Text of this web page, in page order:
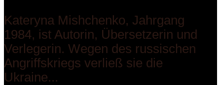
Kateryna Mishchenko, Jahrgang
1984, ist Autorin, Übersetzerin und
Verlegerin. Wegen des russischen
Angriffskriegs verließ sie die
Ukraine...